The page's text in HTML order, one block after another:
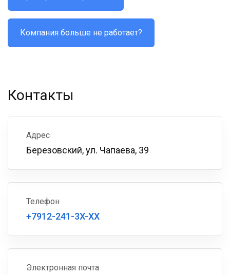
Компания больше не работает?
Контакты
Адрес
Березовский, ул. Чапаева, 39
Телефон
+7912-241-3X-XX
Электронная почта